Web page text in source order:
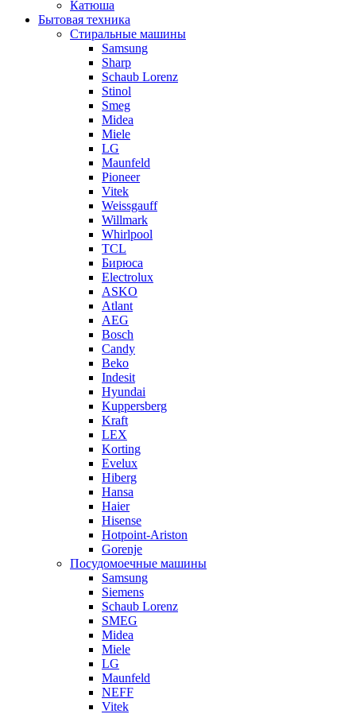
Катюша
Бытовая техника
Стиральные машины
Samsung
Sharp
Schaub Lorenz
Stinol
Smeg
Midea
Miele
LG
Maunfeld
Pioneer
Vitek
Weissgauff
Willmark
Whirlpool
TCL
Бирюса
Electrolux
ASKO
Atlant
AEG
Bosch
Candy
Beko
Indesit
Hyundai
Kuppersberg
Kraft
LEX
Korting
Evelux
Hiberg
Hansa
Haier
Hisense
Hotpoint-Ariston
Gorenje
Посудомоечные машины
Samsung
Siemens
Schaub Lorenz
SMEG
Midea
Miele
LG
Maunfeld
NEFF
Vitek